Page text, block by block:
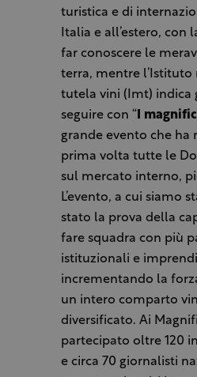
turistica e di
Italia e all’estero, con
far conoscere le
terra, mentre l’Istituto
tutela vini (Imt) indica
seguire con “I
grande evento che ha
prima volta tutte le
sul mercato interno,
L’evento, a cui siamo
stato la prova della
fare squadra con più
istituzionali e
incrementando la
un intero comparto
diversificato. Ai
partecipato oltre 120
e circa 70 giornalisti